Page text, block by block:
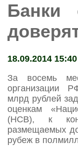
Банки
18.09.2014 15:40
За восемь
организации
млрд рублей
оценкам
(НСВ), к
размещаемых
рубеж в